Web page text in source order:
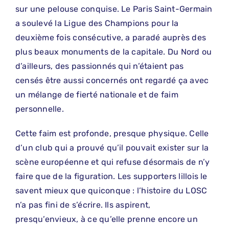
sur une pelouse conquise. Le Paris Saint-Germain
a soulevé la Ligue des Champions pour la
deuxième fois consécutive, a paradé auprès des
plus beaux monuments de la capitale. Du Nord ou
d’ailleurs, des passionnés qui n’étaient pas
censés être aussi concernés ont regardé ça avec
un mélange de fierté nationale et de faim
personnelle.
Cette faim est profonde, presque physique. Celle
d’un club qui a prouvé qu’il pouvait exister sur la
scène européenne et qui refuse désormais de n’y
faire que de la figuration. Les supporters lillois le
savent mieux que quiconque : l’histoire du LOSC
n’a pas fini de s’écrire. Ils aspirent,
presqu’envieux, à ce qu’elle prenne encore un